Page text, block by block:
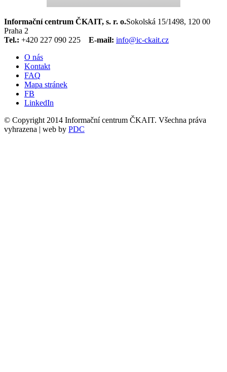
Informační centrum ČKAIT, s. r. o.Sokolská 15/1498, 120 00
Praha 2
Tel.: +420 227 090 225 E-mail: info@ic-ckait.cz
O nás
Kontakt
FAQ
Mapa stránek
FB
LinkedIn
© Copyright 2014 Informační centrum ČKAIT. Všechna práva
vyhrazena | web by PDC